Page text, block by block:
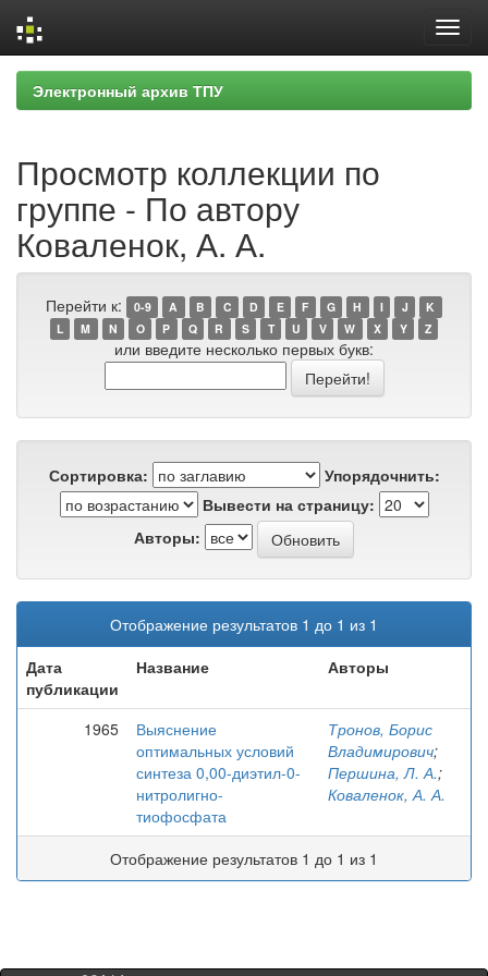
Skip
navigation
Электронный архив ТПУ
Просмотр коллекции по
группе - По автору
Коваленок, А. А.
Перейти к: 0-9 A B C D E F G H I J
K
L
M N O P Q R S T U V W X Y Z
или введите несколько первых букв:
Сортировка:
Упорядочнить:
Вывести на страницу:
Авторы:
Отображение результатов 1 до 1 из 1
Дата
публикации
Название Авторы
1965
Выяснение
оптимальных условий
синтеза 0,00-диэтил-0-
нитролигно-
тиофосфата
Тронов, Борис
Владимирович;
Першина, Л. А.;
Коваленок, А. А.
Отображение результатов 1 до 1 из 1